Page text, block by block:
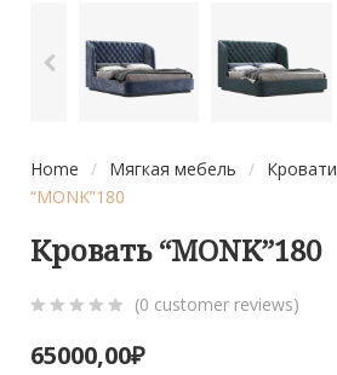
Home / Мягкая мебель / Кровати
“MONK”180
Кровать “MONK”180
out
(0 customer reviews)
65000,00₽